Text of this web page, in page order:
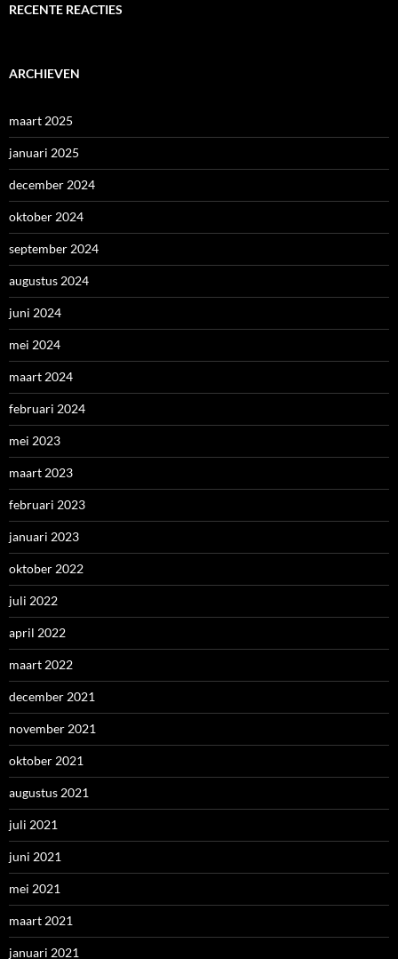
RECENTE REACTIES
ARCHIEVEN
maart 2025
januari 2025
december 2024
oktober 2024
september 2024
augustus 2024
juni 2024
mei 2024
maart 2024
februari 2024
mei 2023
maart 2023
februari 2023
januari 2023
oktober 2022
juli 2022
april 2022
maart 2022
december 2021
november 2021
oktober 2021
augustus 2021
juli 2021
juni 2021
mei 2021
maart 2021
januari 2021